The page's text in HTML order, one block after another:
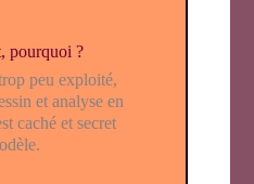
pourquoi ?
peu exploité,
et analyse en
caché et secret